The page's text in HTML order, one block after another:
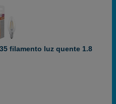
filamento luz quente 1.8